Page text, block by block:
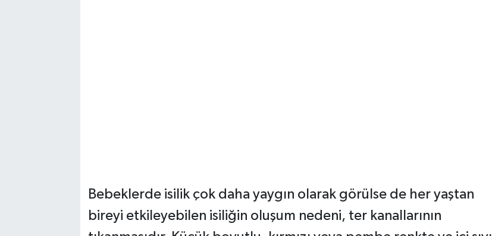
Bebeklerde isilik çok daha yaygın olarak görülse de her yaştan
bireyi etkileyebilen isiliğin oluşum nedeni, ter kanallarının